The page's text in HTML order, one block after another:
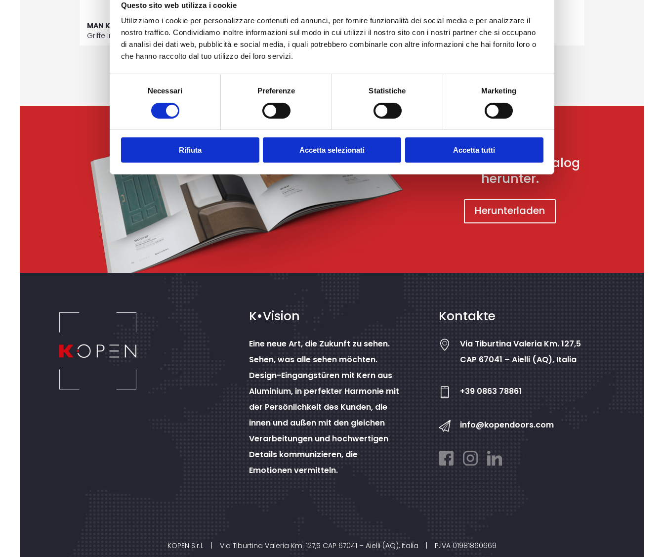
Questo sito web utilizza i cookie
Utilizziamo i cookie per personalizzare contenuti ed annunci, per fornire funzionalità dei social media e per analizzare il
nostro traffico. Condividiamo inoltre informazioni sul modo in cui utilizzi il nostro sito con i nostri partner che si occupano
di analisi dei dati web, pubblicità e social media, i quali potrebbero combinarle con altre informazioni che hai fornito loro o
che hanno raccolto dal tuo utilizzo dei loro servizi.
Necessari Preferenze Statistiche Marketing
Rifiuta Accetta selezionati Accetta tutti
MAN K10 J01
Griffe Innen
MAN K16 J05
Griffe Innen
MAN K15 J05
Griffe Innen
MAN K17 J02
Griffe Innen
Laden Sie den Katalog
herunter.
Herunterladen
K•Vision
Eine neue Art, die Zukunft zu sehen.
Sehen, was alle sehen möchten.
Design-Eingangstüren mit Kern aus
Aluminium, in perfekter Harmonie mit
der Persönlichkeit des Kunden, die
innen und außen mit den gleichen
Verarbeitungen und hochwertigen
Details kommunizieren, die
Emotionen vermitteln.
Kontakte
Via Tiburtina Valeria Km. 127,5
CAP 67041 – Aielli (AQ), Italia
+39 0863 78861
info@kopendoors.com
KOPEN S.r.l. | Via Tiburtina Valeria Km. 127,5 CAP 67041 – Aielli (AQ), Italia | P.IVA 01981860669